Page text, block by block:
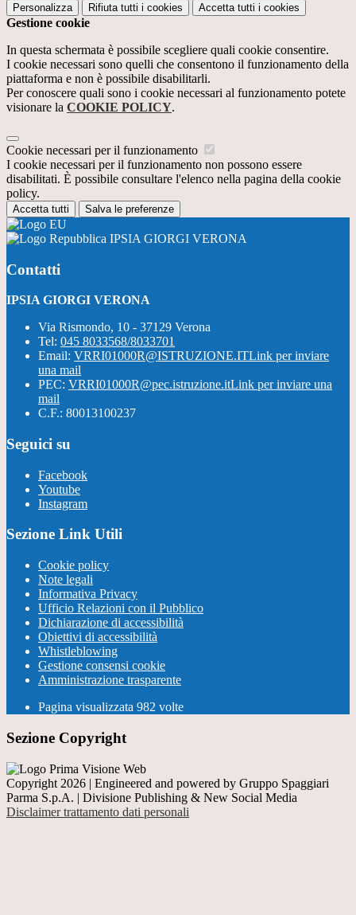
Personalizza Rifiuta tutti i cookies Accetta tutti i cookies
Gestione cookie
In questa schermata è possibile scegliere quali cookie consentire.
I cookie necessari sono quelli che consentono il funzionamento della
piattaforma e non è possibile disabilitarli.
Per conoscere quali sono i cookie necessari al funzionamento potete
visionare la COOKIE POLICY.
Cookie necessari per il funzionamento
I cookie necessari per il funzionamento non possono essere
disabilitati. È possibile consultare l'elenco nella pagina della cookie
policy.
Accetta tutti Salva le preferenze
IPSIA GIORGI VERONA
Contatti
IPSIA GIORGI VERONA
Via Rismondo, 10 - 37129 Verona
Tel: 045 8033568/8033701
Email: VRRI01000R@ISTRUZIONE.ITLink per inviare
una mail
PEC: VRRI01000R@pec.istruzione.itLink per inviare una
mail
C.F.: 80013100237
Seguici su
Facebook
Youtube
Instagram
Sezione Link Utili
Cookie policy
Note legali
Informativa Privacy
Ufficio Relazioni con il Pubblico
Dichiarazione di accessibilità
Obiettivi di accessibilità
Whistleblowing
Gestione consensi cookie
Amministrazione trasparente
Pagina visualizzata 982 volte
Sezione Copyright
Copyright 2026 | Engineered and powered by Gruppo Spaggiari
Parma S.p.A. | Divisione Publishing & New Social Media
Disclaimer trattamento dati personali